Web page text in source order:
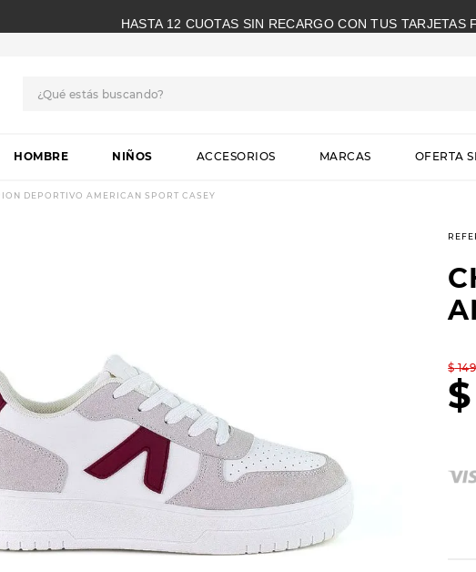
HASTA 12 CUOTAS SIN RECARGO CON TUS TARJETAS
HOMBRE NIÑOS ACCESORIOS MARCAS OFERTA
DEPORTIVO AMERICAN SPORT CASEY
$
$
ins
dama